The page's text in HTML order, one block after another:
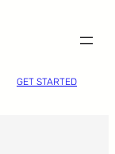
GET STARTED